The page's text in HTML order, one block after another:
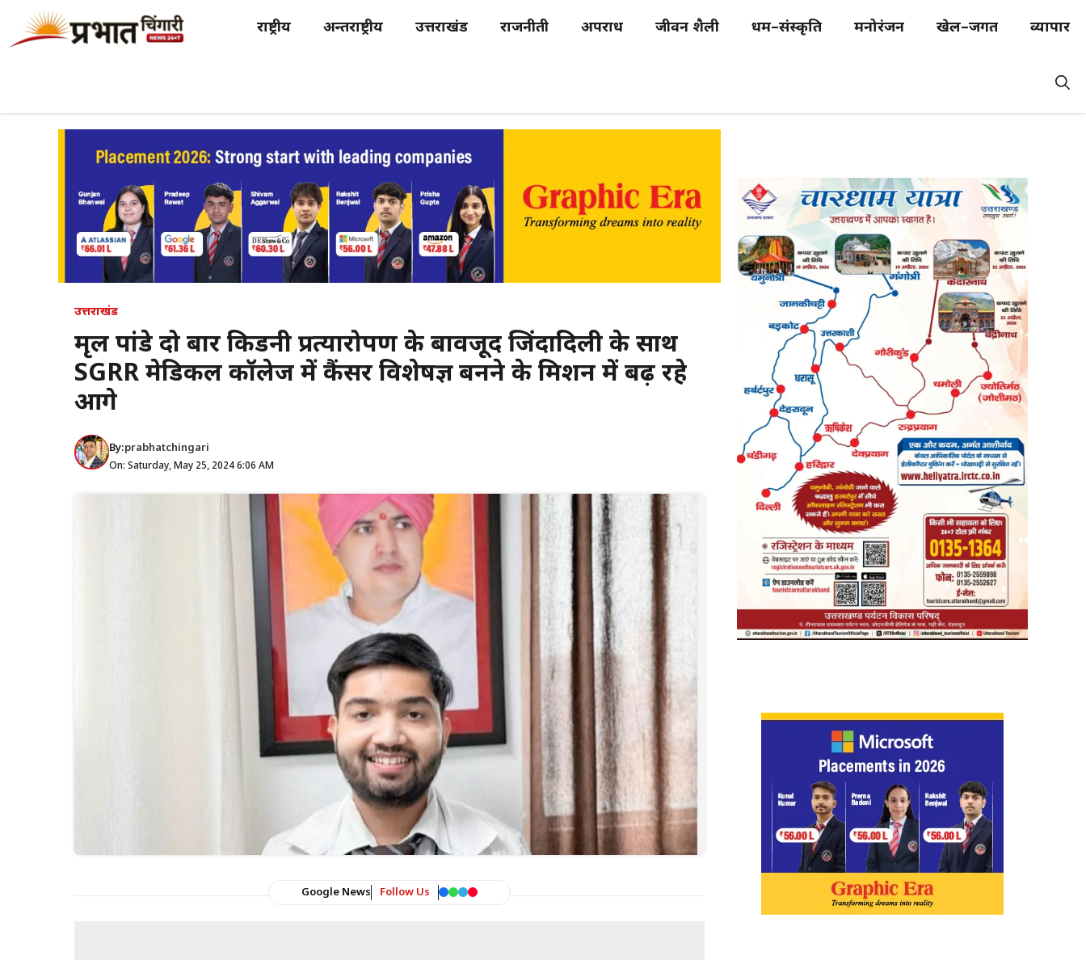
राष्ट्रीय अन्तर्राष्ट्रीय उत्तराखंड राजनीती अपराध जीवन शैली धर्म–संस्कृति मनोरंजन खेल–जगत व्यापार
उत्तराखंड
मृदुल पांडे दो बार किडनी प्रत्यारोपण के बावजूद जिंदादिली के साथ
SGRR मेडिकल कॉलेज में कैंसर विशेषज्ञ बनने के मिशन में बढ़ रहे
आगे
By:prabhatchingari
On: Saturday, May 25, 2024 6:06 AM
Google News Follow Us